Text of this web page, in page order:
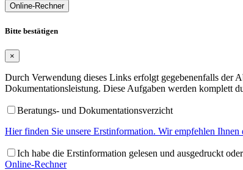
Online-Rechner
Bitte bestätigen
×
Durch Verwendung dieses Links erfolgt gegebenenfalls der
Dokumentationsleistung. Diese Aufgaben werden komplett
Beratungs- und Dokumentationsverzicht
Hier finden Sie unsere Erstinformation. Wir empfehlen Ihnen
Ich habe die Erstinformation gelesen und ausgedruckt
Online-Rechner